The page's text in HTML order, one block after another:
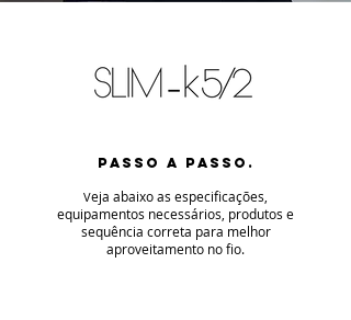
PASSO A PASSO.
Veja abaixo as especificações,
equipamentos necessários, produtos e
sequência correta para melhor
aproveitamento no fio.